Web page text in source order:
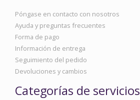
Póngase en contacto con nosotros
Ayuda y preguntas frecuentes
Forma de pago
Información de entrega
Seguimiento del pedido
Devoluciones y cambios
Categorías de servicios